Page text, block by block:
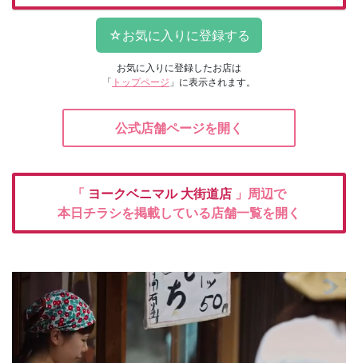
お気に入りに登録したお店は
「 トップページ 」に表示されます。
公式店舗ページを開く
「 ヨークベニマル 大街道店 」周辺で
本日チラシを掲載している店舗一覧を開く